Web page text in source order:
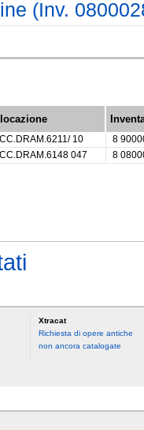
(Inv.
10
8
047 8
Xtracat
Richiesta di opere antiche
non ancora catalogate